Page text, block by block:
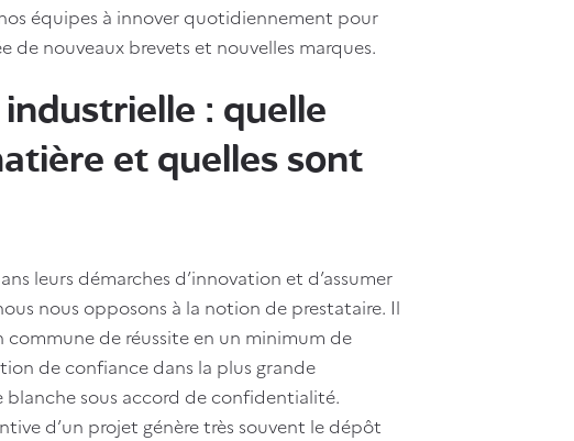
équipes à innover quotidiennement pour
de nouveaux brevets et nouvelles marques.
: quelle
et quelles sont
leurs démarches d’innovation et d’assumer
nous opposons à la notion de prestataire. Il
commune de réussite en un minimum de
de confiance dans la plus grande
blanche sous accord de confidentialité.
d’un projet génère très souvent le dépôt